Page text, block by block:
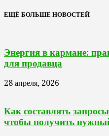
ЕЩЁ БОЛЬШЕ НОВОСТЕЙ
Энергия в кармане:
для продавца
28 апреля, 2026
Как составлять
чтобы получить